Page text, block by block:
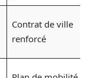
Contrat de ville
renforcé